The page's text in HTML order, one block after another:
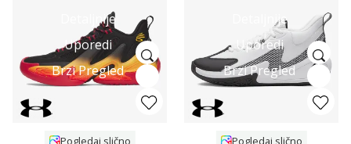
Detaljnije
Uporedi
Brzi Pregled
Pogledaj slično
Detaljnije
Uporedi
Brzi Pregled
Pogledaj slično